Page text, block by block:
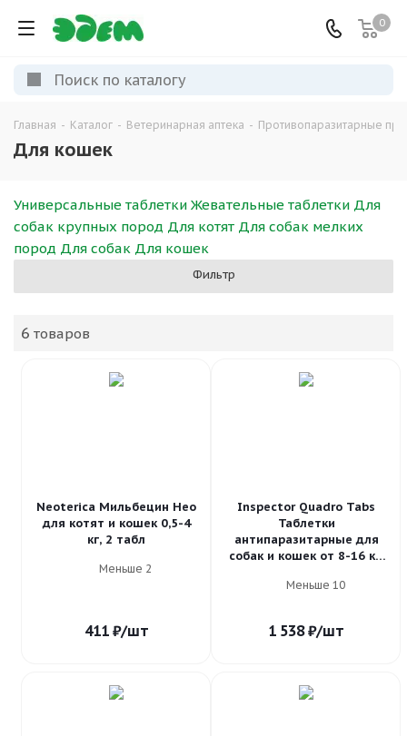
0
Главная - Каталог - Ветеринарная аптека - Противопаразитарные
Для кошек
Универсальные таблетки Жевательные таблетки Для
собак крупных пород Для котят Для собак мелких
пород Для собак Для кошек
Фильтр
6 товаров
Neoterica Мильбецин Нео
для котят и кошек 0,5-4
кг, 2 табл
Меньше 2
411₽/шт
Inspector Quadro Tabs
Таблетки
антипаразитарные для
собак и кошек от 8-16 кг,
Меньше 10
1 538₽/шт